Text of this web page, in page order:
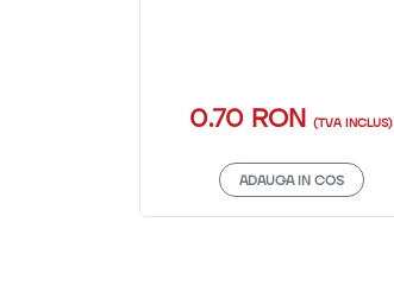
0.70 RON (TVA INCLUS)
ADAUGA IN COS